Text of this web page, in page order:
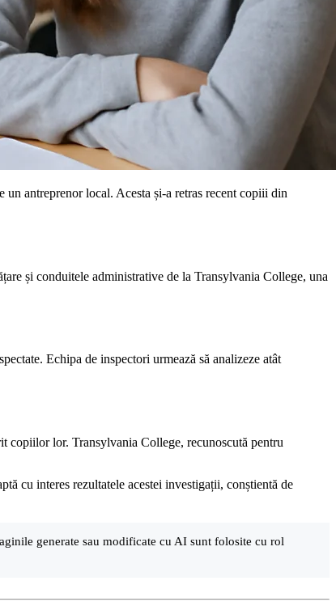
antreprenor local. Acesta și-a retras recent copiii din
și conduitele administrative de la Transylvania College, una
Echipa de inspectori urmează să analizeze atât
copiilor lor. Transylvania College, recunoscută pentru
cu interes rezultatele acestei investigații, conștientă de
generate sau modificate cu AI sunt folosite cu rol